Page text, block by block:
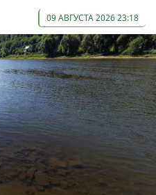
09 АВГУСТА 2026 23:18